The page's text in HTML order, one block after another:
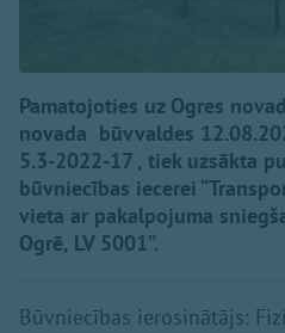
Pamatojoties uz Ogres
novada būvvaldes
5.3-2022-17 , tiek uzsākta
būvniecības iecerei
vieta ar pakalpojuma
Ogrē, LV 5001”.
Būvniecības ierosinātājs: